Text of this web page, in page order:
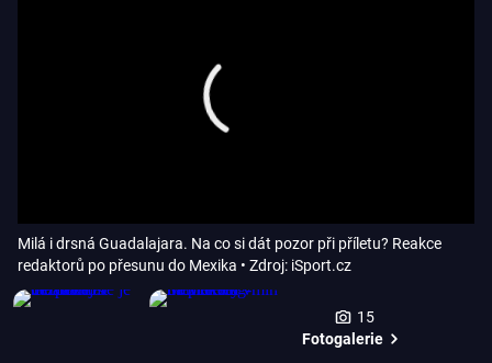
Milá i drsná Guadalajara. Na co si dát pozor při příletu? Reakce
redaktorů po přesunu do Mexika • Zdroj: iSport.cz
15
Fotogalerie